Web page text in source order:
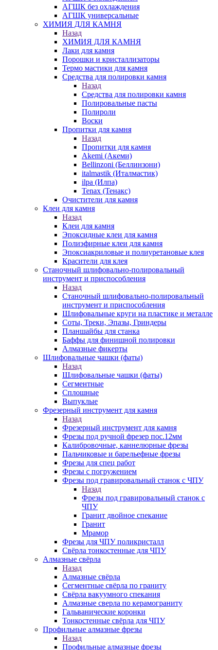
АГШК без охлаждения
АГШК универсальные
ХИМИЯ ДЛЯ КАМНЯ
Назад
ХИМИЯ ДЛЯ КАМНЯ
Лаки для камня
Порошки и кристаллизаторы
Термо мастики для камня
Средства для полировки камня
Назад
Средства для полировки камня
Полировальные пасты
Полироли
Воски
Пропитки для камня
Назад
Пропитки для камня
Akemi (Акеми)
Bellinzoni (Беллинзони)
italmastik (Италмастик)
ilpa (Илпа)
Tenax (Тенакс)
Очистители для камня
Клеи для камня
Назад
Клеи для камня
Эпоксидные клеи для камня
Полиэфирные клеи для камня
Эпоксиакриловые и полиуретановые клея
Красители для клея
Станочный шлифовально-полировальный
инструмент и приспособления
Назад
Станочный шлифовально-полировальный
инструмент и приспособления
Шлифовальные круги на пластике и металле
Соты, Треки, Эпазы, Гриндеры
Планшайбы для станка
Баффы для финишной полировки
Алмазные фикерты
Шлифовальные чашки (фаты)
Назад
Шлифовальные чашки (фаты)
Сегментные
Сплошные
Выпуклые
Фрезерный инструмент для камня
Назад
Фрезерный инструмент для камня
Фрезы под ручной фрезер пос.12мм
Калибровочные, каннелюрные фрезы
Пальчиковые и барельефные фрезы
Фрезы для спец работ
Фрезы с погружением
Фрезы под гравировальный станок с ЧПУ
Назад
Фрезы под гравировальный станок с
ЧПУ
Гранит двойное спекание
Гранит
Мрамор
Фрезы для ЧПУ поликристалл
Свёрла тонкостенные для ЧПУ
Алмазные свёрла
Назад
Алмазные свёрла
Сегментные свёрла по граниту
Свёрла вакуумного спекания
Алмазные сверла по керамограниту
Гальванические коронки
Тонкостенные свёрла для ЧПУ
Профильные алмазные фрезы
Назад
Профильные алмазные фрезы